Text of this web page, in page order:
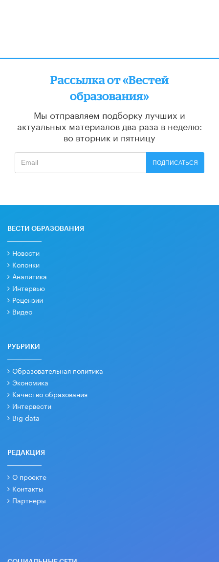
Рассылка от «Вестей
образования»
Мы отправляем подборку лучших и
актуальных материалов два раза в неделю:
во вторник и пятницу
ПОДПИСАТЬСЯ
ВЕСТИ ОБРАЗОВАНИЯ
Новости
Колонки
Аналитика
Интервью
Рецензии
Видео
РУБРИКИ
Образовательная политика
Экономика
Качество образования
Интервести
Big data
РЕДАКЦИЯ
О проекте
Контакты
Партнеры